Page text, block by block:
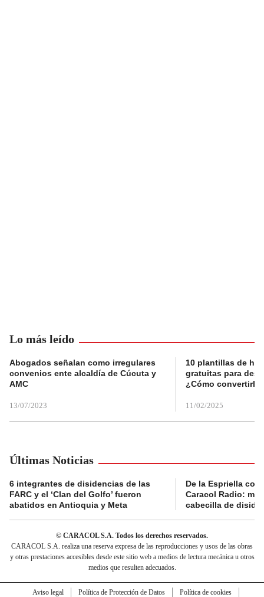
Lo más leído
Abogados señalan como irregulares
convenios ente alcaldía de Cúcuta y
AMC
13/07/2023
10 plantillas de
gratuitas para
¿Cómo convertirla
11/02/2025
Últimas Noticias
6 integrantes de disidencias de las
FARC y el ‘Clan del Golfo’ fueron
abatidos en Antioquia y Meta
De la Espriella
Caracol Radio:
cabecilla de
© CARACOL S.A. Todos los derechos reservados.
CARACOL S.A. realiza una reserva expresa de las reproducciones y usos de las obras
y otras prestaciones accesibles desde este sitio web a medios de lectura mecánica u otros
medios que resulten adecuados.
Aviso legal Política de Protección de Datos
Política de cookies